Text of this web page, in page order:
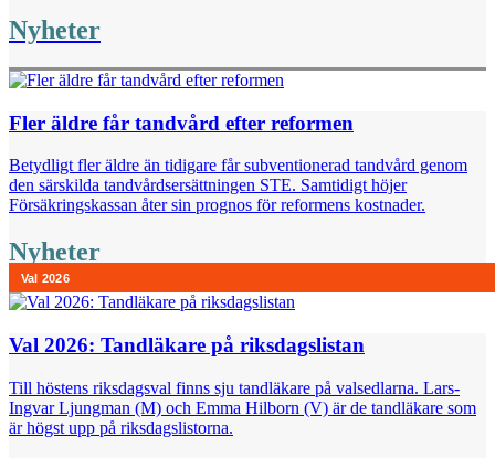
Nyheter
Fler äldre får tandvård efter reformen
Betydligt fler äldre än tidigare får subventionerad tandvård genom
den särskilda tandvårdsersättningen STE. Samtidigt höjer
Försäkringskassan åter sin prognos för reformens kostnader.
Nyheter
Val 2026: Tandläkare på riksdagslistan
Till höstens riksdagsval finns sju tandläkare på valsedlarna. Lars-
Ingvar Ljungman (M) och Emma Hilborn (V) är de tandläkare som
är högst upp på riksdagslistorna.